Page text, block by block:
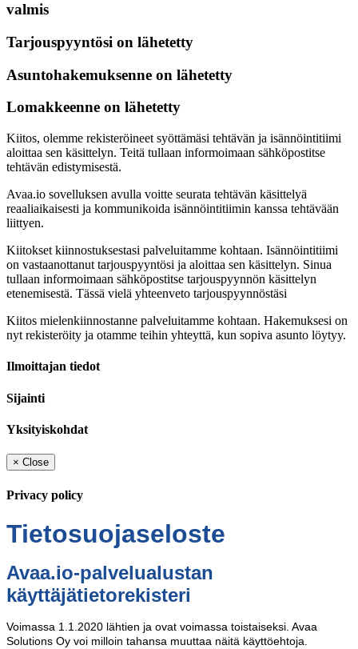
valmis
Tarjouspyyntösi on lähetetty
Asuntohakemuksenne on lähetetty
Lomakkeenne on lähetetty
Kiitos, olemme rekisteröineet syöttämäsi tehtävän ja isännöintitiimi
aloittaa sen käsittelyn. Teitä tullaan informoimaan sähköpostitse
tehtävän edistymisestä.
Avaa.io sovelluksen avulla voitte seurata tehtävän käsittelyä
reaaliaikaisesti ja kommunikoida isännöintitiimin kanssa tehtävään
liittyen.
Kiitokset kiinnostuksestasi palveluitamme kohtaan. Isännöintitiimi
on vastaanottanut tarjouspyyntösi ja aloittaa sen käsittelyn. Sinua
tullaan informoimaan sähköpostitse tarjouspyynnön käsittelyn
etenemisestä. Tässä vielä yhteenveto tarjouspyynnöstäsi
Kiitos mielenkiinnostanne palveluitamme kohtaan. Hakemuksesi on
nyt rekisteröity ja otamme teihin yhteyttä, kun sopiva asunto löytyy.
Ilmoittajan tiedot
Sijainti
Yksityiskohdat
× Close
Privacy policy
Tietosuojaseloste
Avaa.io-palvelualustan
käyttäjätietorekisteri
Voimassa 1.1.2020 lähtien ja ovat voimassa toistaiseksi. Avaa
Solutions Oy voi milloin tahansa muuttaa näitä käyttöehtoja.